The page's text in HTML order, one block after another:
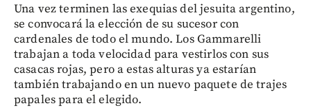
Una vez terminen las exequias del jesuita argentino,
se convocará la elección de su sucesor con
cardenales de todo el mundo. Los Gammarelli
trabajan a toda velocidad para vestirlos con sus
casacas rojas, pero a estas alturas ya estarían
también trabajando en un nuevo paquete de trajes
papales para el elegido.